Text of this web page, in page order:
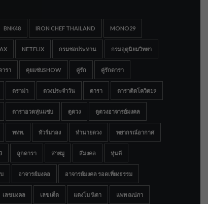
BNK48 IRON CHEF THAILAND MONO29
NETFLIX กรมชลประทาน กรมอุตุนิยมวิทยา
ารา คุยแซ่บSHOW คู่รัก คู่รักดารา
ดราม่า ดวงประจำวัน ดารา ดาราติดโควิด19
ดาราอวดหุ่นแซ่บ ดูดวง ดูดวงอาจารย์มงคล
ททท. ทัวร์มาลง ทำนายดวง พยากรณ์อากาศ
ลูกดารา สายมู สีมงคล หุ่นดี
อาจารย์มงคล อาจารย์มงคล รอดเที่ยงธรรม
เลขมงคล เลขเด็ด แตงโม นิดา แพท ณปภา